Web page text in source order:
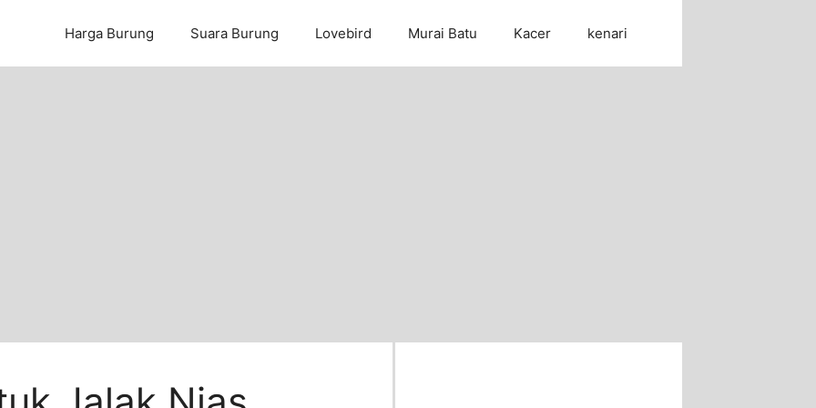
Harga Burung Suara Burung Lovebird Murai Batu Kacer kenari